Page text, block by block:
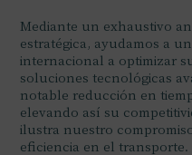
Mediante un exhaustivo
estratégica, ayudamos a
internacional a optimizar
soluciones tecnológicas
notable reducción en
elevando así su
ilustra nuestro
eficiencia en el transporte.